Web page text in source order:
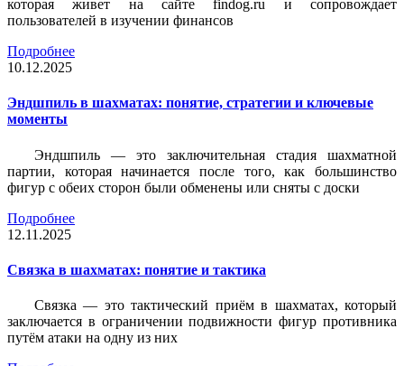
которая живет на сайте findog.ru и сопровождает
пользователей в изучении финансов
Подробнее
10.12.2025
Эндшпиль в шахматах: понятие, стратегии и ключевые
моменты
Эндшпиль — это заключительная стадия шахматной
партии, которая начинается после того, как большинство
фигур с обеих сторон были обменены или сняты с доски
Подробнее
12.11.2025
Связка в шахматах: понятие и тактика
Связка — это тактический приём в шахматах, который
заключается в ограничении подвижности фигур противника
путём атаки на одну из них